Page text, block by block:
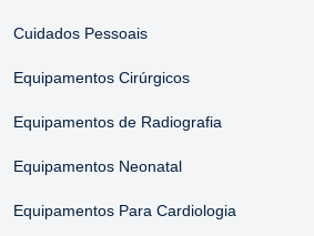
Cuidados Pessoais
Equipamentos Cirúrgicos
Equipamentos de Radiografia
Equipamentos Neonatal
Equipamentos Para Cardiologia